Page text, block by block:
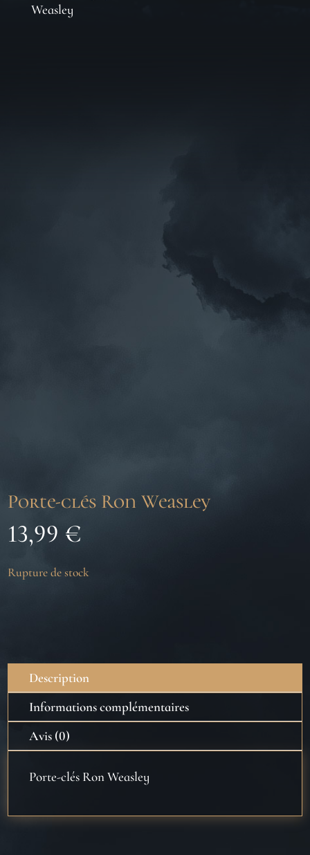
Weasley
Porte-clés Ron Weasley
13,99 €
Rupture de stock
Description
Informations complémentaires
Avis (0)
Porte-clés Ron Weasley